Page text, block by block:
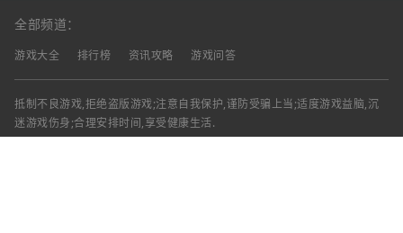
全部频道：
游戏大全 排行榜 资讯攻略 游戏问答
抵制不良游戏,拒绝盗版游戏;注意自我保护,谨防受骗上当;适度游戏益脑,沉
迷游戏伤身;合理安排时间,享受健康生活.